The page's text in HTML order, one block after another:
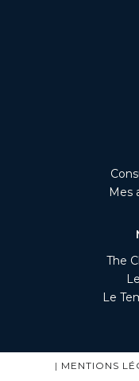
Mes
The
Le
| MENTIONS